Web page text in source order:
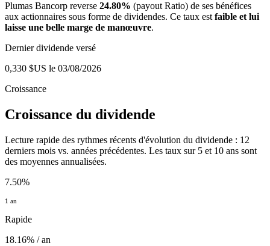
Plumas Bancorp reverse 24.80% (payout Ratio) de ses bénéfices
aux actionnaires sous forme de dividendes. Ce taux est faible et lui
laisse une belle marge de manœuvre.
Dernier dividende versé
0,330 $US le 03/08/2026
Croissance
Croissance du dividende
Lecture rapide des rythmes récents d'évolution du dividende : 12
derniers mois vs. années précédentes. Les taux sur 5 et 10 ans sont
des moyennes annualisées.
7.50%
1 an
Rapide
18.16% / an